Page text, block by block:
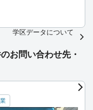
学区データについて
お問い合わせ先・